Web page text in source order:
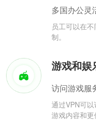
多国办公灵
员工可以在
制。
游戏和娱
访问游戏服
通过VPN可
游戏内容和更